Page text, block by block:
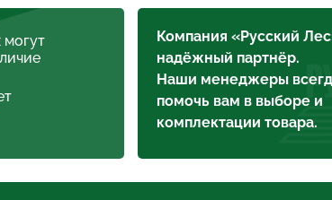
могут
Компания «Русский
надёжный партнёр.
Наши менеджеры
помочь вам в выборе и
комплектации товара.